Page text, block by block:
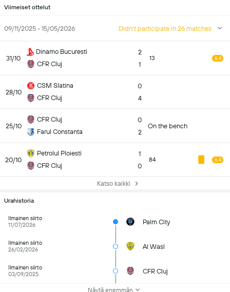
Viimeiset ottelut
09/11/2025 - 15/05/2026 Didn't participate in 26 matches
31/10
Dinamo Bucuresti
CFR Cluj
2
1
13 6.4
28/10
CSM Slatina
CFR Cluj
0
4
25/10
CFR Cluj
Farul Constanta
0
2
On the bench
20/10
Petrolul Ploiesti
CFR Cluj
1
0
84 6.4
Katso kaikki
Urahistoria
Ilmainen siirto
11/07/2026
Palm City
Ilmainen siirto
26/02/2026
Al Wasl
Ilmainen siirto
03/09/2025
CFR Cluj
Näytä enemmän